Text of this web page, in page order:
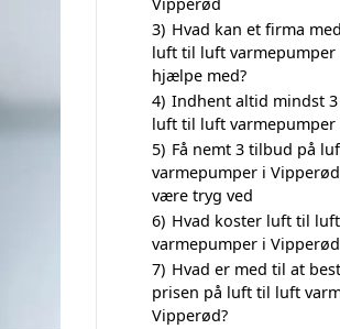
3) Hvad kan et firma
luft til luft varmepumper
hjælpe med?
4) Indhent altid mindst
luft til luft varmepumper
5) Få nemt 3 tilbud på
varmepumper i
være tryg ved
6) Hvad koster luft til luft
varmepumper i
7) Hvad er med til at
prisen på luft til luft
Vipperød?